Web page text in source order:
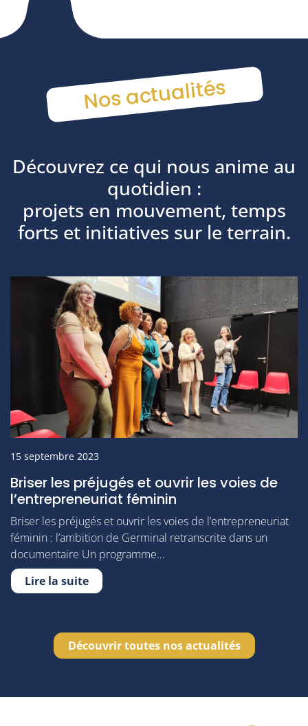
Nos actualités
Découvrez ce qui nous anime au
quotidien :
projets en mouvement, temps
forts et initiatives sur le terrain.
15 septembre 2023
Briser les préjugés et ouvrir les voies de
l’entrepreneuriat féminin
Briser les préjugés et ouvrir les voies de l’entrepreneuriat
féminin : l’ambition de Germinal retranscrite dans un
documentaire Un programme…
Lire la suite
Découvrir toutes nos actualités